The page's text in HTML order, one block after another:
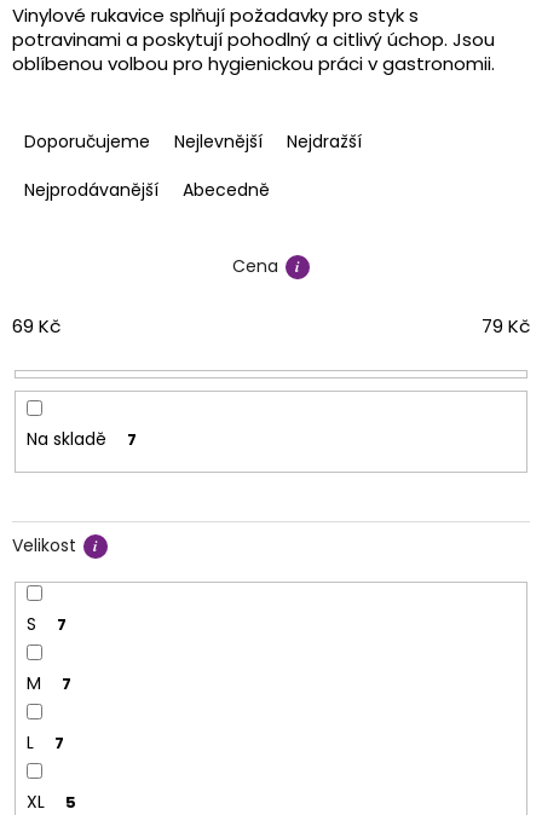
Vinylové rukavice splňují požadavky pro styk s
potravinami a poskytují pohodlný a citlivý úchop. Jsou
oblíbenou volbou pro hygienickou práci v gastronomii.
a
e
o
u
Doporučujeme Nejlevnější
Nejdražší
Nejprodávanější
Abecedně
Cena
69 Kč 79 Kč
Na skladě 7
Velikost
S 7
M 7
L 7
XL 5